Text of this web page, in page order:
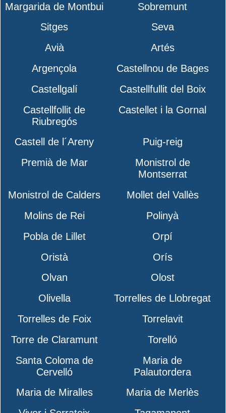
Margarida de Montbui
Sobremunt
Sitges
Seva
Avià
Artés
Argençola
Castellnou de Bages
Castellgalí
Castellfullit del Boix
Castellfollit de
Riubregós
Castellet i la Gornal
Castell de l´Areny
Puig-reig
Premià de Mar
Monistrol de
Montserrat
Monistrol de Calders
Mollet del Vallès
Molins de Rei
Polinyà
Pobla de Lillet
Orpí
Oristà
Orís
Olvan
Olost
Olivella
Torrelles de Llobregat
Torrelles de Foix
Torrelavit
Torre de Claramunt
Torelló
Santa Coloma de
Cervelló
Maria de
Palautordera
Maria de Miralles
Maria de Merlès